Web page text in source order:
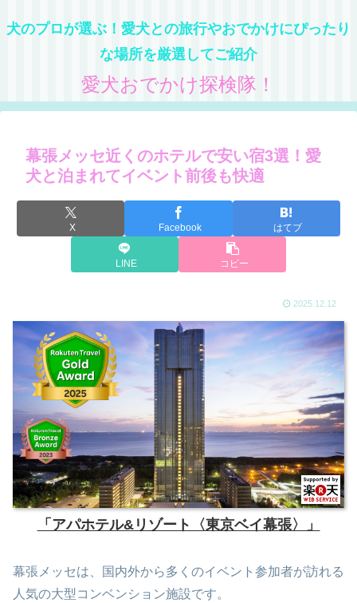
犬のプロが選ぶ！愛犬との旅行やおでかけにぴったり
な場所を厳選してご紹介
愛犬おでかけ探検隊！
幕張メッセ近くのホテルで安い宿3選！愛
犬と泊まれてイベント前後も快適
X Facebook はてブ
LINE コピー
2025.12.12
「アパホテル&リゾート〈東京ベイ幕張〉」
幕張メッセは、国内外から多くのイベント参加者が訪れる
人気の大型コンベンション施設です。